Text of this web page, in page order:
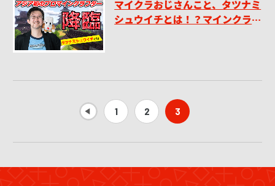
マイクラおじさんこと、タツナミ
シュウイチとは！？マインクラフ
1 2 3